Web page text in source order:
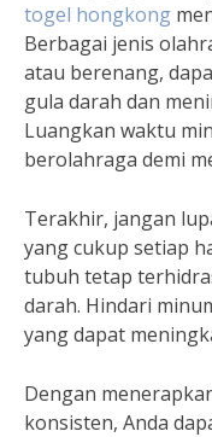
togel hongkong
Berbagai jenis
atau berenang,
gula darah dan
Luangkan waktu
berolahraga demi
Terakhir, jangan
yang cukup setiap
tubuh tetap
darah. Hindari
yang dapat
Dengan
konsisten, Anda